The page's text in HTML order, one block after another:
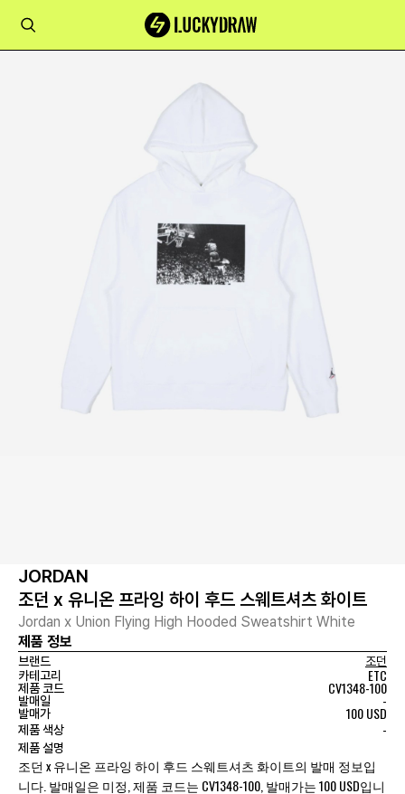
JORDAN
조던 x 유니온 프라잉 하이 후드 스웨트셔츠 화이트
Jordan x Union Flying High Hooded Sweatshirt White
제품 정보
브랜드
조던
카테고리
ETC
제품 코드 CV1348-100
발매일 -
발매가 100 USD
제품 색상 -
제품 설명
조던 x 유니온 프라잉 하이 후드 스웨트셔츠 화이트의 발매 정보입
니다. 발매일은 미정, 제품 코드는 CV1348-100, 발매가는 100 USD입니